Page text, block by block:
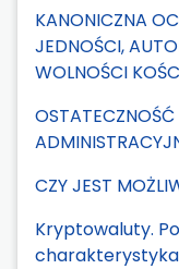
KANONICZNA
JEDNOŚCI,
WOLNOŚCI
CZY JEST
Kryptowaluty.
charakterystyka